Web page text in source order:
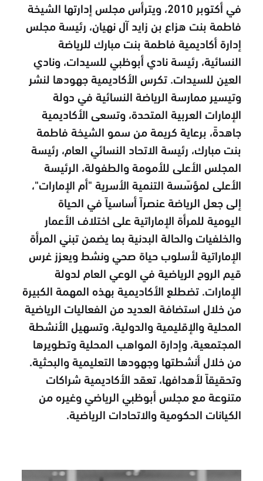
في أكتوبر 2010، ويترأس مجلس إدارتها الشيخة
فاطمة بنت هزاع بن زايد آل نهيان، رئيسة مجلس
إدارة أكاديمية فاطمة بنت مبارك للرياضة
النسائية، رئيسة نادي أبوظبي للسيدات، ونادي
العين للسيدات. تكرس الأكاديمية جهودها لنشر
وتيسير ممارسة الرياضة النسائية في دولة
الإمارات العربية المتحدة، وتسعى الأكاديمية
جاهدةً، برعاية كريمة من سمو الشيخة فاطمة
بنت مبارك، رئيسة الاتحاد النسائي العام، رئيسة
المجلس الأعلى للأمومة والطفولة، الرئيسة
الأعلى لمؤسّسة التنمية الأسرية "أم الإمارات"،
إلى جعل الرياضة عنصراً أساسياً في الحياة
اليومية للمرأة الإماراتية على اختلاف الأعمار
والخلفيات والحالة البدنية بما يضمن تبني المرأة
الإماراتية لأسلوب حياة صحي ونشط ويعزز غرس
قيم الروح الرياضية في الوعي العام لدولة
الإمارات. تضطلع الأكاديمية بهذه المهمة الكبيرة
من خلال استضافة العديد من الفعاليات الرياضية
المحلية والإقليمية والدولية، وتسهيل الأنشطة
المجتمعية، وإدارة المواهب المحلية وتطويرها
من خلال أنشطتها وجهودها التعليمية والبحثية.
وتحقيقاً لأهدافها، تعقد الأكاديمية شراكات
متنوعة مع مجلس أبوظبي الرياضي وغيره من
الكيانات الحكومية والاتحادات الرياضية.